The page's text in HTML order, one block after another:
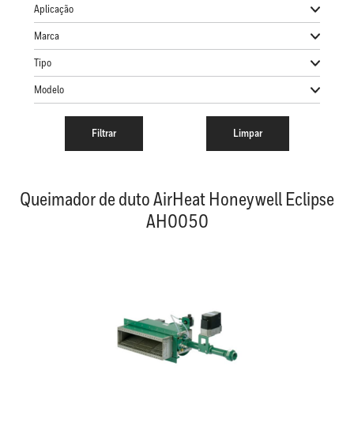
Aplicação
Marca
Tipo
Modelo
Queimador de duto AirHeat Honeywell Eclipse
AH0050